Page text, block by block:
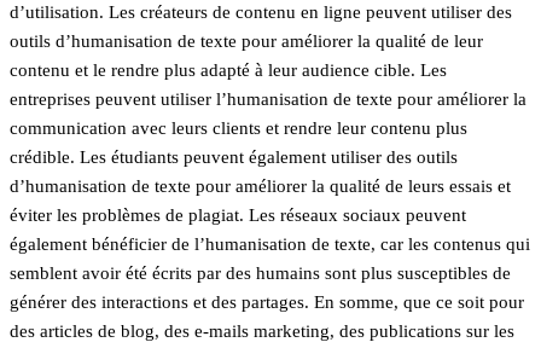
d’utilisation. Les créateurs de contenu en ligne peuvent utiliser des
outils d’humanisation de texte pour améliorer la qualité de leur
contenu et le rendre plus adapté à leur audience cible. Les
entreprises peuvent utiliser l’humanisation de texte pour améliorer la
communication avec leurs clients et rendre leur contenu plus
crédible. Les étudiants peuvent également utiliser des outils
d’humanisation de texte pour améliorer la qualité de leurs essais et
éviter les problèmes de plagiat. Les réseaux sociaux peuvent
également bénéficier de l’humanisation de texte, car les contenus qui
semblent avoir été écrits par des humains sont plus susceptibles de
générer des interactions et des partages. En somme, que ce soit pour
des articles de blog, des e-mails marketing, des publications sur les